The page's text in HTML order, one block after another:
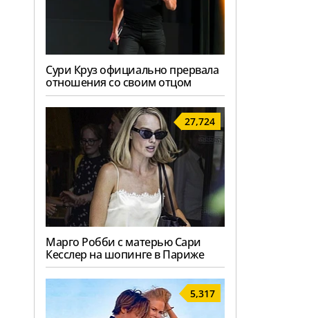
Сури Круз официально прервала
отношения со своим отцом
27,724
Марго Робби с матерью Сари
Кесслер на шопинге в Париже
5,317